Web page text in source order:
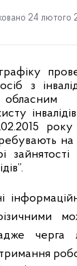
24 лютого
з
обласним
черга